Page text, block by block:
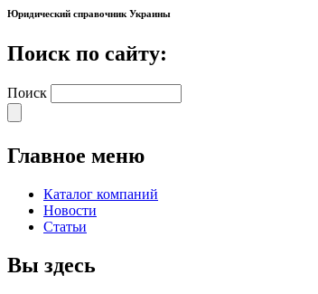
Юридический справочник Украины
Поиск по сайту:
Поиск
Главное меню
Каталог компаний
Новости
Статьи
Вы здесь